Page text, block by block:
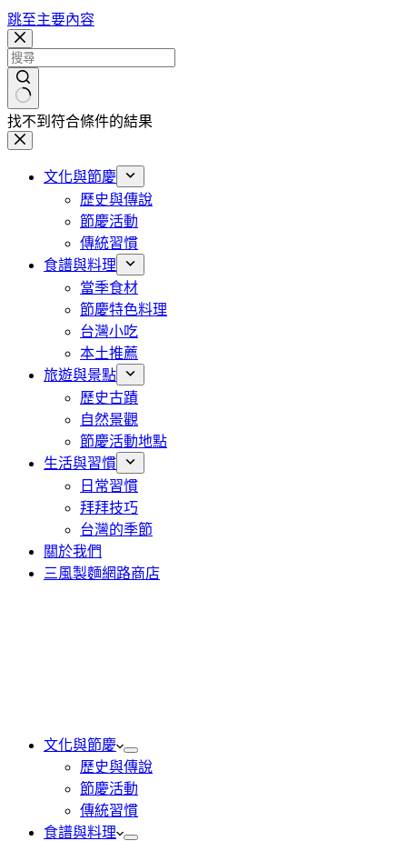
跳至主要內容
找不到符合條件的結果
文化與節慶
歷史與傳說
節慶活動
傳統習慣
食譜與料理
當季食材
節慶特色料理
台灣小吃
本土推薦
旅遊與景點
歷史古蹟
自然景觀
節慶活動地點
生活與習慣
日常習慣
拜拜技巧
台灣的季節
關於我們
三風製麵網路商店
文化與節慶
歷史與傳說
節慶活動
傳統習慣
食譜與料理